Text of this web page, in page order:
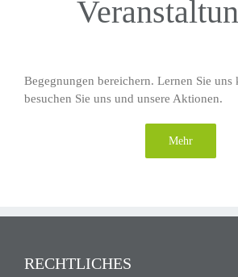
Begegnungen bereichern. Lernen Sie uns
besuchen Sie uns und unsere Aktionen.
Mehr
RECHTLICHES